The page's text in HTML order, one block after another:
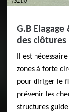
G.B
des clôtures
Il est
zones à forte
pour diriger le
prévenir les
structures